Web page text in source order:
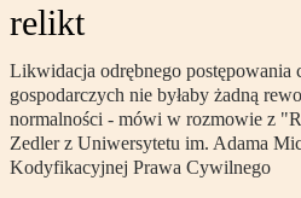
relikt
Likwidacja odrębnego postępowania
gospodarczych nie byłaby żadną
normalności - mówi w rozmowie z
Zedler z Uniwersytetu im. Adama
Kodyfikacyjnej Prawa Cywilnego